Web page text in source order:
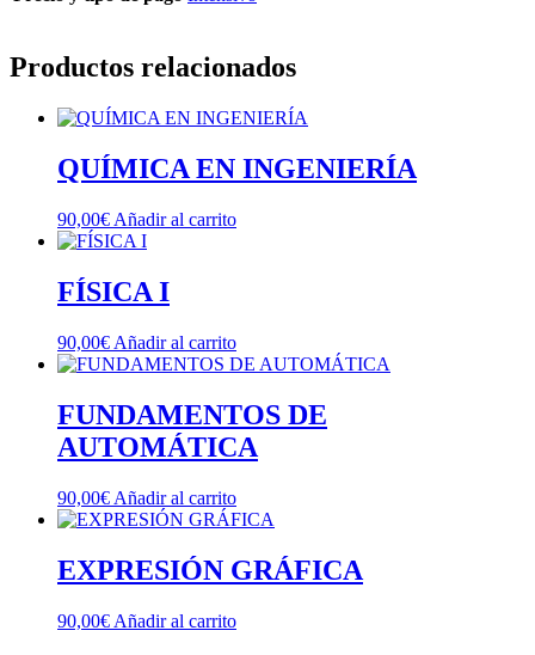
Productos relacionados
QUÍMICA EN INGENIERÍA
90,00€ Añadir al carrito
FÍSICA I
90,00€ Añadir al carrito
FUNDAMENTOS DE
AUTOMÁTICA
90,00€ Añadir al carrito
EXPRESIÓN GRÁFICA
90,00€ Añadir al carrito